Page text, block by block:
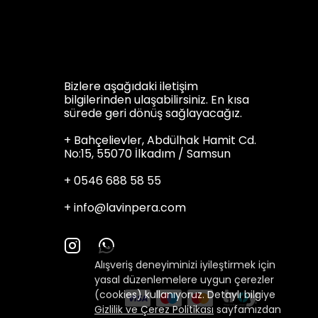
Alışveriş deneyiminizi iyileştirmek için
yasal düzenlemelere uygun çerezler
(cookies) kullanıyoruz. Detaylı bilgiye
Gizlilik ve Çerez Politikası sayfamızdan
Bizlere aşağıdaki iletişim
bilgilerinden ulaşabilirsiniz. En kısa
sürede geri dönüş sağlayacağız.
+ Bahçelievler, Abdülhak Hamit Cd.
No:15, 55070 İlkadım / Samsun
+ 0546 688 58 55
+ info@lavinpera.com